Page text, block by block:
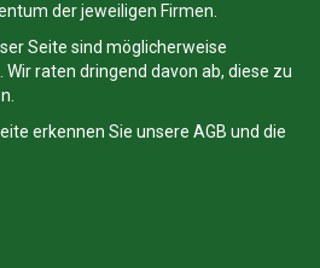
der jeweiligen Firmen.
Seite sind möglicherweise
raten dringend davon ab, diese zu
erkennen Sie unsere AGB und die